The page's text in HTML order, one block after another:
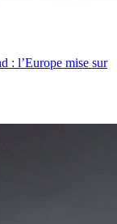
: l’Europe mise sur